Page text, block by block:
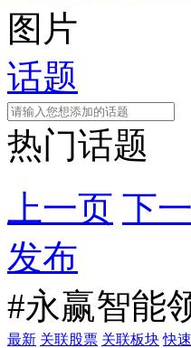
图片
话题
热门话题
上一页 下
发布
#永赢智能
最新 关联股票 关联板块 快